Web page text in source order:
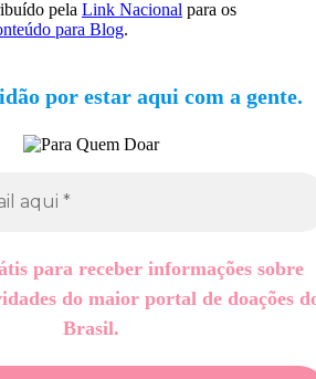
pela Link Nacional para os
para Blog.
por estar aqui com a gente.
para receber informações sobre
do maior portal de doações
Brasil.